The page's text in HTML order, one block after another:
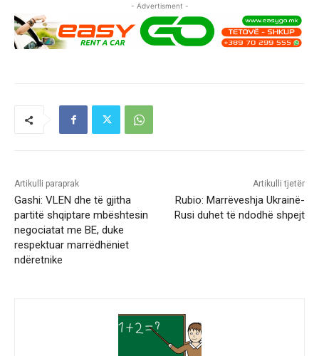
- Advertisment -
Artikulli paraprak
Gashi: VLEN dhe të gjitha
partitë shqiptare mbështesin
negociatat me BE, duke
respektuar marrëdhëniet
ndëretnike
Artikulli tjetër
Rubio: Marrëveshja Ukrainë-
Rusi duhet të ndodhë shpejt